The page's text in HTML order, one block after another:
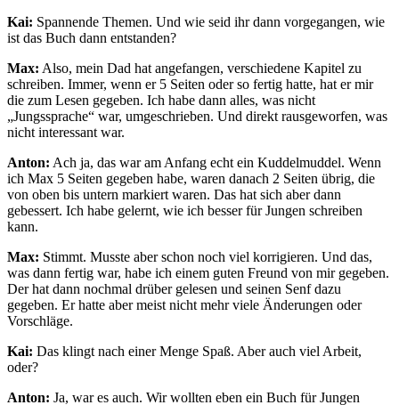
Kai: Spannende Themen. Und wie seid ihr dann vorgegangen, wie
ist das Buch dann entstanden?
Max: Also, mein Dad hat angefangen, verschiedene Kapitel zu
schreiben. Immer, wenn er 5 Seiten oder so fertig hatte, hat er mir
die zum Lesen gegeben. Ich habe dann alles, was nicht
„Jungssprache“ war, umgeschrieben. Und direkt rausgeworfen, was
nicht interessant war.
Anton: Ach ja, das war am Anfang echt ein Kuddelmuddel. Wenn
ich Max 5 Seiten gegeben habe, waren danach 2 Seiten übrig, die
von oben bis untern markiert waren. Das hat sich aber dann
gebessert. Ich habe gelernt, wie ich besser für Jungen schreiben
kann.
Max: Stimmt. Musste aber schon noch viel korrigieren. Und das,
was dann fertig war, habe ich einem guten Freund von mir gegeben.
Der hat dann nochmal drüber gelesen und seinen Senf dazu
gegeben. Er hatte aber meist nicht mehr viele Änderungen oder
Vorschläge.
Kai: Das klingt nach einer Menge Spaß. Aber auch viel Arbeit,
oder?
Anton: Ja, war es auch. Wir wollten eben ein Buch für Jungen